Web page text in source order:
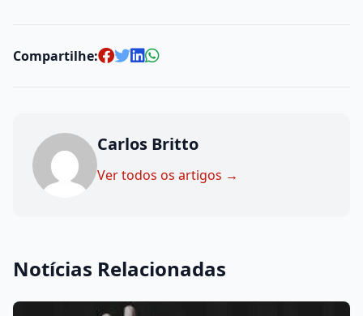
Compartilhe:
Carlos Britto
Ver todos os artigos →
Notícias Relacionadas